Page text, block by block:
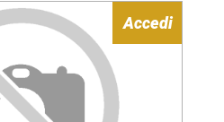
Accedi